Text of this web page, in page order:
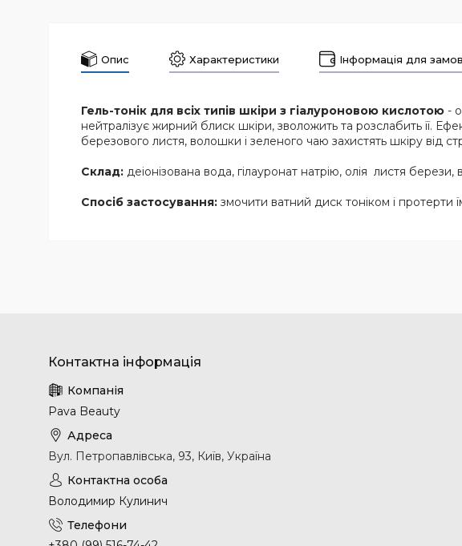
Опис Характеристики Інформація для
Гель-тонік для всіх типів шкіри з гіалуроновою кислотою -
нейтралізує жирний блиск шкіри, зволожить та розслабить її.
березового листя, волошки і зеленого чаю захистять шкіру від
Склад: деіонізована вода, гілауронат натрію, олія листя
Спосіб застосування: змочити ватний диск тоніком і
Pava Beauty
Вул. Петропавлівська, 93, Київ, Україна
Володимир Кулинич